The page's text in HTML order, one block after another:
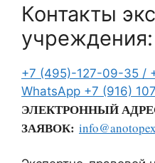
Контакты
учреждения:
+7 (495)-127-09-35 /
WhatsApp +7 (916)
ЭЛЕКТРОННЫЙ
ЗАЯВОК: